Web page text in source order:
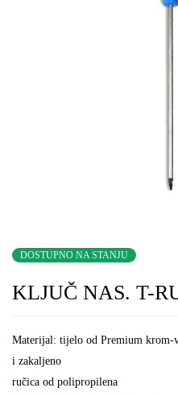
DOSTUPNO NA STANJU
KLJUČ NAS. T-
Materijal: tijelo od Premium krom-
i zakaljeno
ručica od polipropilena